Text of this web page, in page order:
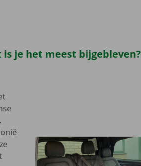
je het meest bijgebleven?